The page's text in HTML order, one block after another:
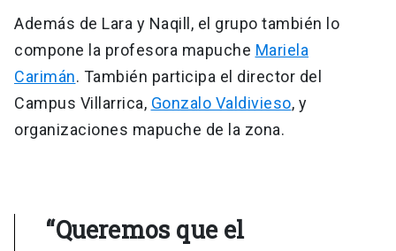
Además de Lara y Naqill, el grupo también lo
compone la profesora mapuche Mariela
Carimán. También participa el director del
Campus Villarrica, Gonzalo Valdivieso, y
organizaciones mapuche de la zona.
“Queremos que el